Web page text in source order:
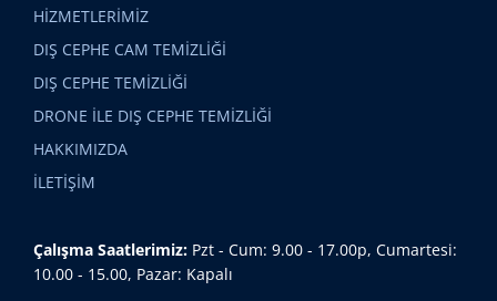
HİZMETLERİMİZ
DIŞ CEPHE CAM TEMİZLİĞİ
DIŞ CEPHE TEMİZLİĞİ
DRONE İLE DIŞ CEPHE TEMİZLİĞİ
HAKKIMIZDA
İLETİŞİM
Çalışma Saatlerimiz: Pzt - Cum: 9.00 - 17.00p, Cumartesi:
10.00 - 15.00, Pazar: Kapalı